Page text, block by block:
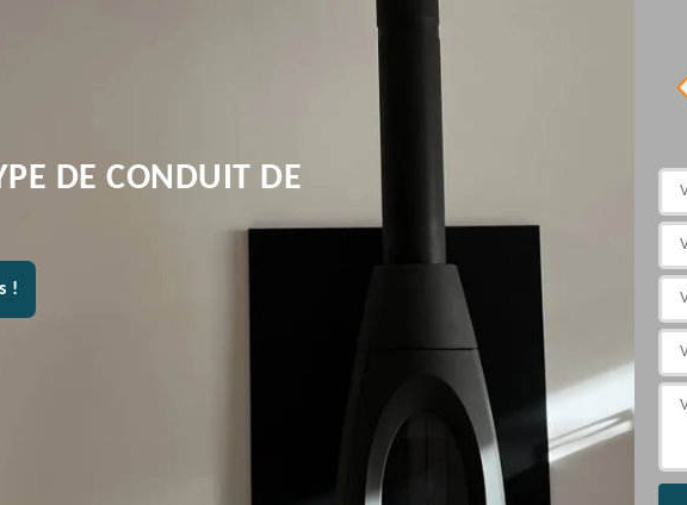
DE CONDUIT DE
!